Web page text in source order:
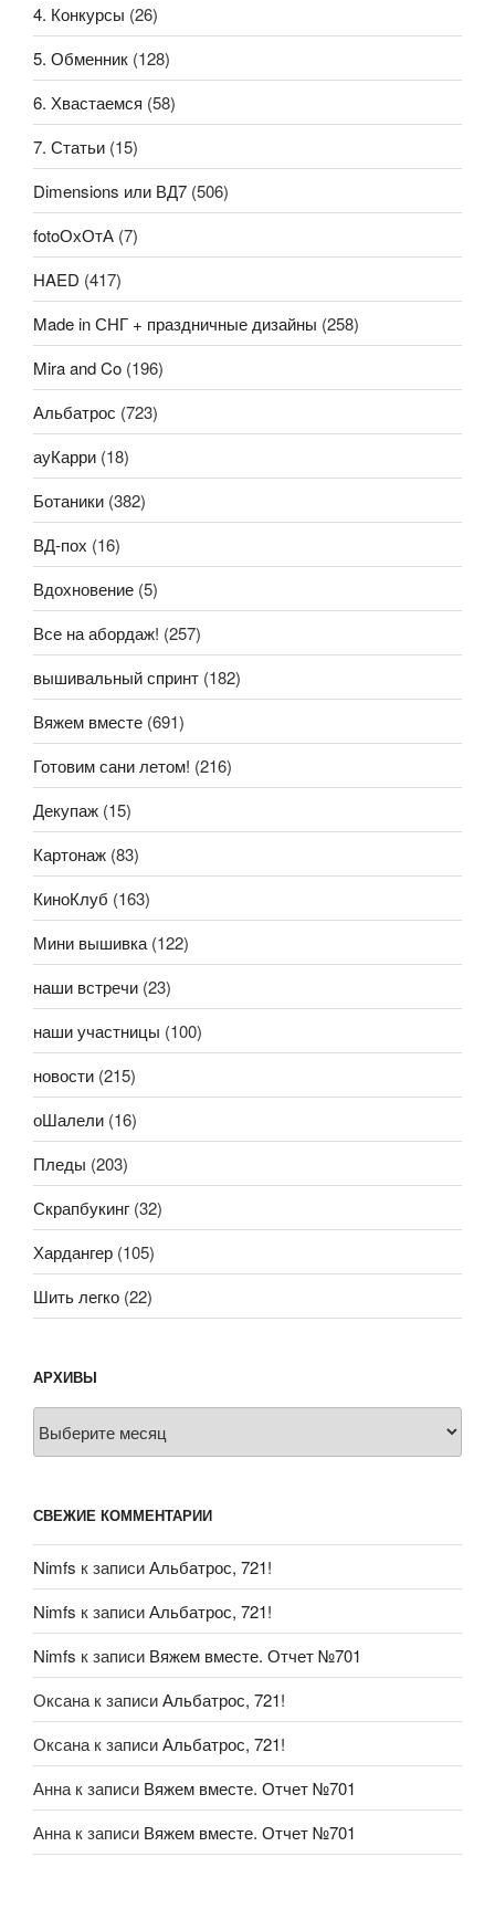
4. Конкурсы (26)
5. Обменник (128)
6. Хвастаемся (58)
7. Статьи (15)
Dimensions или ВД7 (506)
fotoОхОтА (7)
HAED (417)
Made in СНГ + праздничные дизайны (258)
Mira and Co (196)
Альбатрос (723)
ауКарри (18)
Ботаники (382)
ВД-пох (16)
Вдохновение (5)
Все на абордаж! (257)
вышивальный спринт (182)
Вяжем вместе (691)
Готовим сани летом! (216)
Декупаж (15)
Картонаж (83)
КиноКлуб (163)
Мини вышивка (122)
наши встречи (23)
наши участницы (100)
новости (215)
оШалели (16)
Пледы (203)
Скрапбукинг (32)
Хардангер (105)
Шить легко (22)
АРХИВЫ
СВЕЖИЕ КОММЕНТАРИИ
Nimfs к записиАльбатрос, 721!
Nimfs к записиАльбатрос, 721!
Nimfs к записи Вяжем вместе. Отчет №701
Оксана к записиАльбатрос, 721!
Оксана к записиАльбатрос, 721!
Анна к записи Вяжем вместе. Отчет №701
Анна к записи Вяжем вместе. Отчет №701